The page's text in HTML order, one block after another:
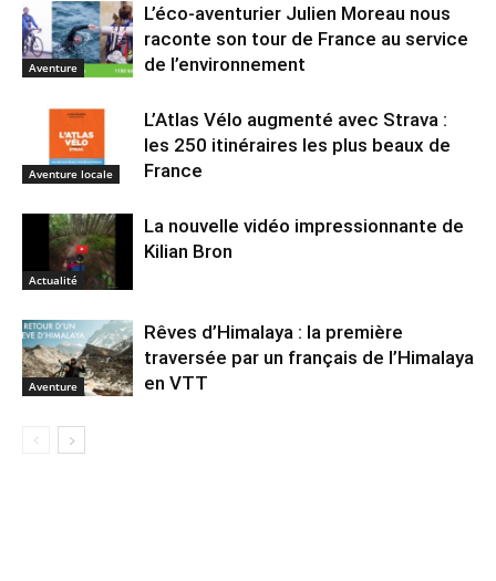
Aventure
L’éco-aventurier Julien Moreau nous
raconte son tour de France au service
de l’environnement
Aventure locale
L’Atlas Vélo augmenté avec Strava :
les 250 itinéraires les plus beaux de
France
Actualité
La nouvelle vidéo impressionnante de
Kilian Bron
Aventure
Rêves d’Himalaya : la première
traversée par un français de l’Himalaya
en VTT